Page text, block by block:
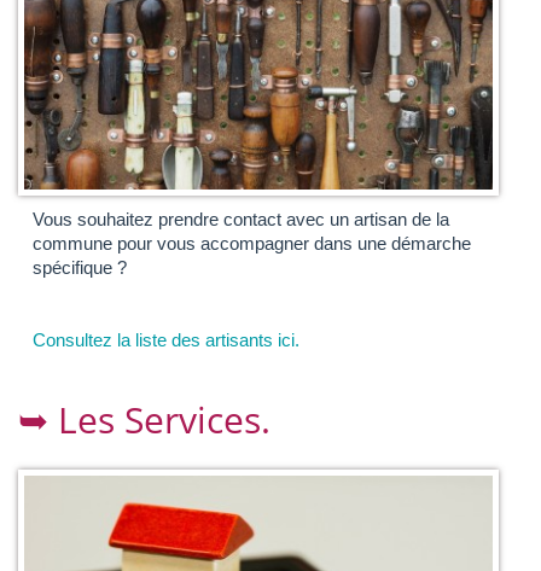
Vous souhaitez prendre contact avec un artisan de la
commune pour vous accompagner dans une démarche
spécifique ?
Consultez la liste des artisants ici.
➥ Les Services.